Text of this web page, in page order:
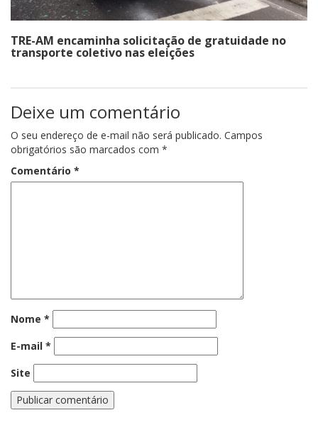
TRE-AM encaminha solicitação de gratuidade no
transporte coletivo nas eleições
Deixe um comentário
O seu endereço de e-mail não será publicado. Campos
obrigatórios são marcados com *
Comentário *
Nome *
E-mail *
Site